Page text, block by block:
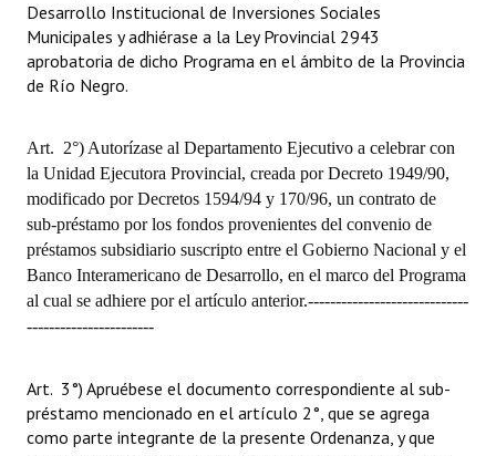
Desarrollo Institucional de Inversiones Sociales
Municipales y adhiérase a la Ley Provincial 2943
aprobatoria de dicho Programa en el ámbito de la Provincia
de Río Negro.
Art. 2°) Autorízase al Departamento Ejecutivo a celebrar con
la Unidad Ejecutora Provincial, creada por Decreto 1949/90,
modificado por Decretos 1594/94 y 170/96, un contrato de
sub-préstamo por los fondos provenientes del convenio de
préstamos subsidiario suscripto entre el Gobierno Nacional y el
Banco Interamericano de Desarrollo, en el marco del Programa
al cual se adhiere por el artículo anterior.-----------------------------
-----------------------
Art. 3°) Apruébese el documento correspondiente al sub-
préstamo mencionado en el artículo 2°, que se agrega
como parte integrante de la presente Ordenanza, y que